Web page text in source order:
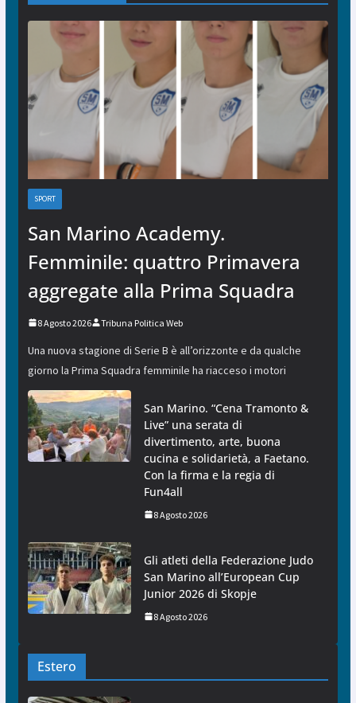
SPORT
San Marino Academy.
Femminile: quattro Primavera
aggregate alla Prima Squadra
8 Agosto 2026 Tribuna Politica Web
Una nuova stagione di Serie B è all’orizzonte e da qualche
giorno la Prima Squadra femminile ha riacceso i motori
San Marino. “Cena Tramonto &
Live” una serata di
divertimento, arte, buona
cucina e solidarietà, a Faetano.
Con la firma e la regia di
Fun4all
8 Agosto 2026
Gli atleti della Federazione Judo
San Marino all’European Cup
Junior 2026 di Skopje
8 Agosto 2026
Estero